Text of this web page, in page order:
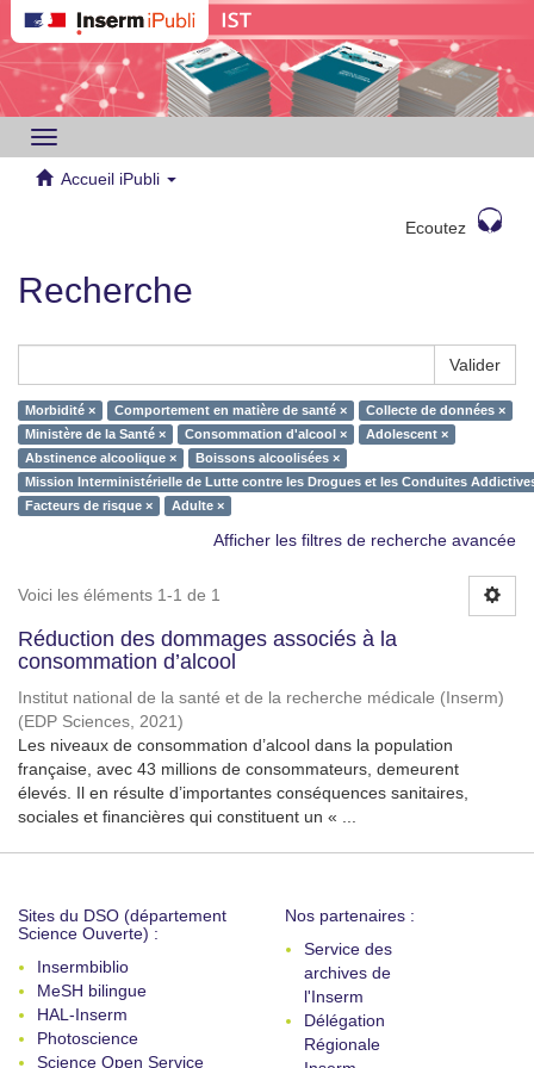
Toggle
navigation
Accueil iPubli
Ecoutez
Recherche
Valider
Morbidité × Comportement en matière de santé ×
Collecte de données ×
Ministère de la Santé ×
Consommation d'alcool ×
Adolescent ×
Abstinence alcoolique ×
Boissons alcoolisées ×
Mission Interministérielle de Lutte contre les Drogues et les Conduites
Facteurs de risque ×
Adulte ×
Afficher les filtres de recherche avancée
Voici les éléments 1-1 de 1
Réduction des dommages associés à la
consommation d’alcool
Institut national de la santé et de la recherche médicale (Inserm)
(EDP Sciences, 2021)
Les niveaux de consommation d’alcool dans la population
française, avec 43 millions de consommateurs, demeurent
élevés. Il en résulte d’importantes conséquences sanitaires,
sociales et financières qui constituent un « ...
Sites du DSO (département
Science Ouverte) :
Insermbiblio
MeSH bilingue
HAL-Inserm
Photoscience
Science Open Service
Nos partenaires :
Service des
archives de
l'Inserm
Délégation
Régionale